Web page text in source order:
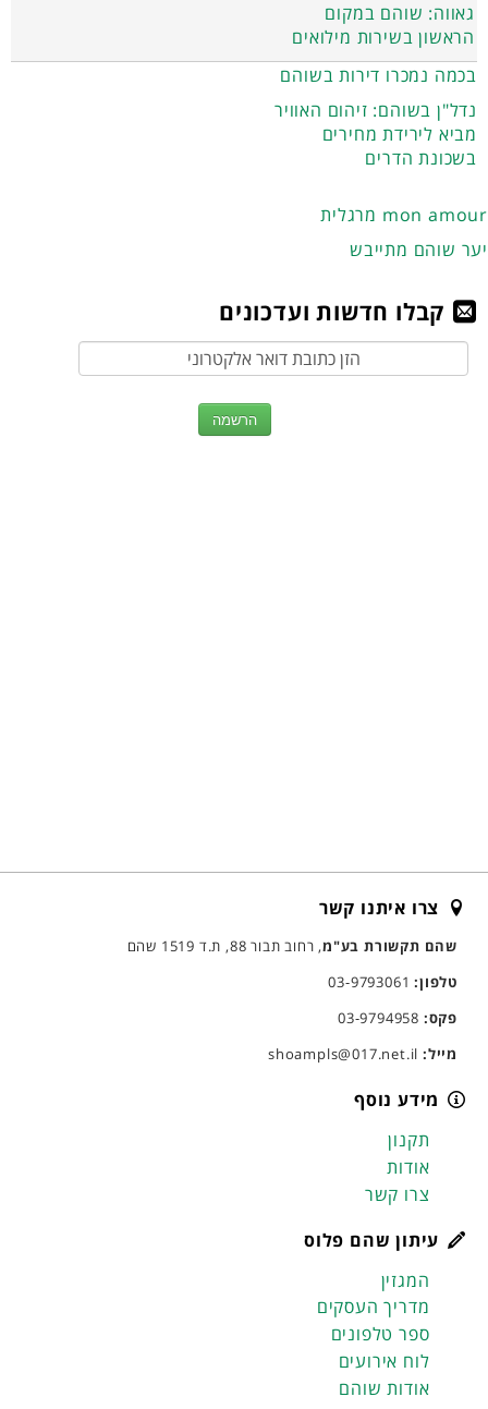
גאווה: שוהם במקום
הראשון בשירות מילואים
בכמה נמכרו דירות בשוהם
נדל"ן בשוהם: זיהום האוויר
מביא לירידת מחירים
בשכונת הדרים
מרגלית mon amour
יער שוהם מתייבש
קבלו חדשות ועדכונים
צרו איתנו קשר
שהם תקשורת בע"מ, רחוב תבור 88, ת.ד 1519 שהם
טלפון:03-9793061
פקס:
מייל:
מידע נוסף
תקנון
אודות
צרו קשר
עיתון שהם פלוס
המגזין
מדריך העסקים
ספר טלפונים
לוח אירועים
אודות שוהם